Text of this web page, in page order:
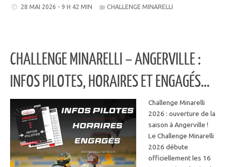
28 MAI 2026 - 9 H 42 MIN CHALLENGE MINARELLI
CHALLENGE MINARELLI – ANGERVILLE :
INFOS PILOTES, HORAIRES ET ENGAGÉS…
Challenge Minarelli
2026 : ouverture de la
saison à Angerville !
Le Challenge Minarelli
2026 débute
officiellement les 16